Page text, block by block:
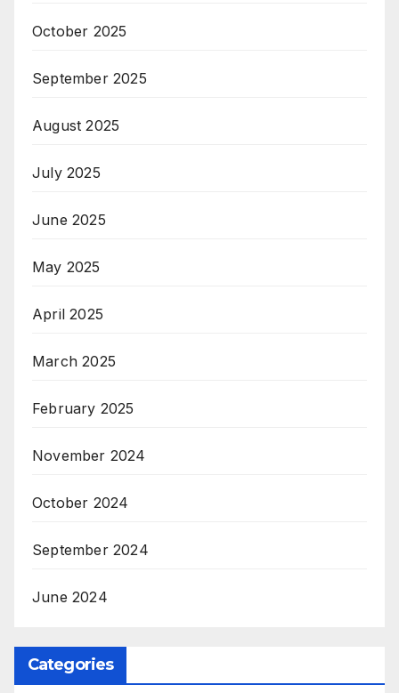
October 2025
September 2025
August 2025
July 2025
June 2025
May 2025
April 2025
March 2025
February 2025
November 2024
October 2024
September 2024
June 2024
Categories